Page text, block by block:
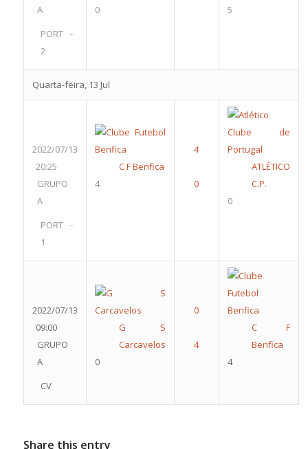
A
PORT -
2
0
5
Quarta-feira, 13 Jul
2022/07/13
20:25
GRUPO
A
PORT -
1
C F Benfica
4
ATLÉTICO
C.P.
0
2022/07/13
09:00
GRUPO
A
CV
G S
Carcavelos
0
C F
Benfica
4
Share this entry